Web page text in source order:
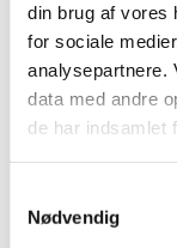
din brug af vores
for sociale
analysepartnere.
data med andre
de har indsamlet
Nødvendig
Saml samarbejde
blevet en uundværlig
samarbejde og
Vil du vide mere?
Sikker og fleksibel